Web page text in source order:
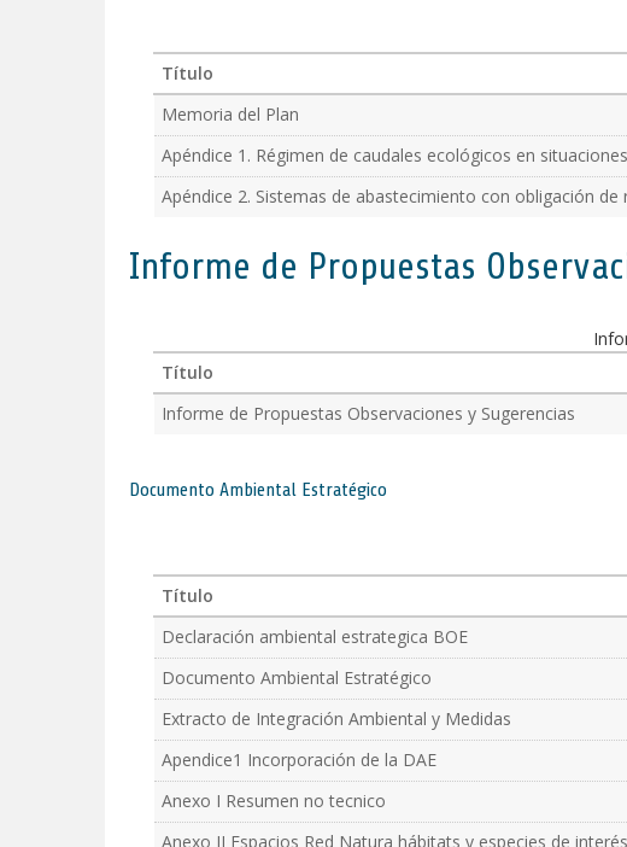
Título
Memoria del Plan
Apéndice 1. Régimen de caudales ecológicos en
Apéndice 2. Sistemas de abastecimiento con obligación de
Informe de Propuestas
Título
Informe de Propuestas Observaciones y Sugerencias
Documento Ambiental Estratégico
Título
Declaración ambiental estrategica BOE
Documento Ambiental Estratégico
Extracto de Integración Ambiental y Medidas
Apendice1 Incorporación de la DAE
Anexo I Resumen no tecnico
Anexo II Espacios Red Natura hábitats y especies de